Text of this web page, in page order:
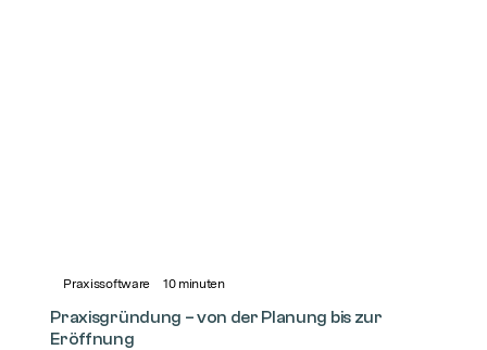
Praxissoftware 10minuten
Praxisgründung – von der Planung bis zur
Eröffnung